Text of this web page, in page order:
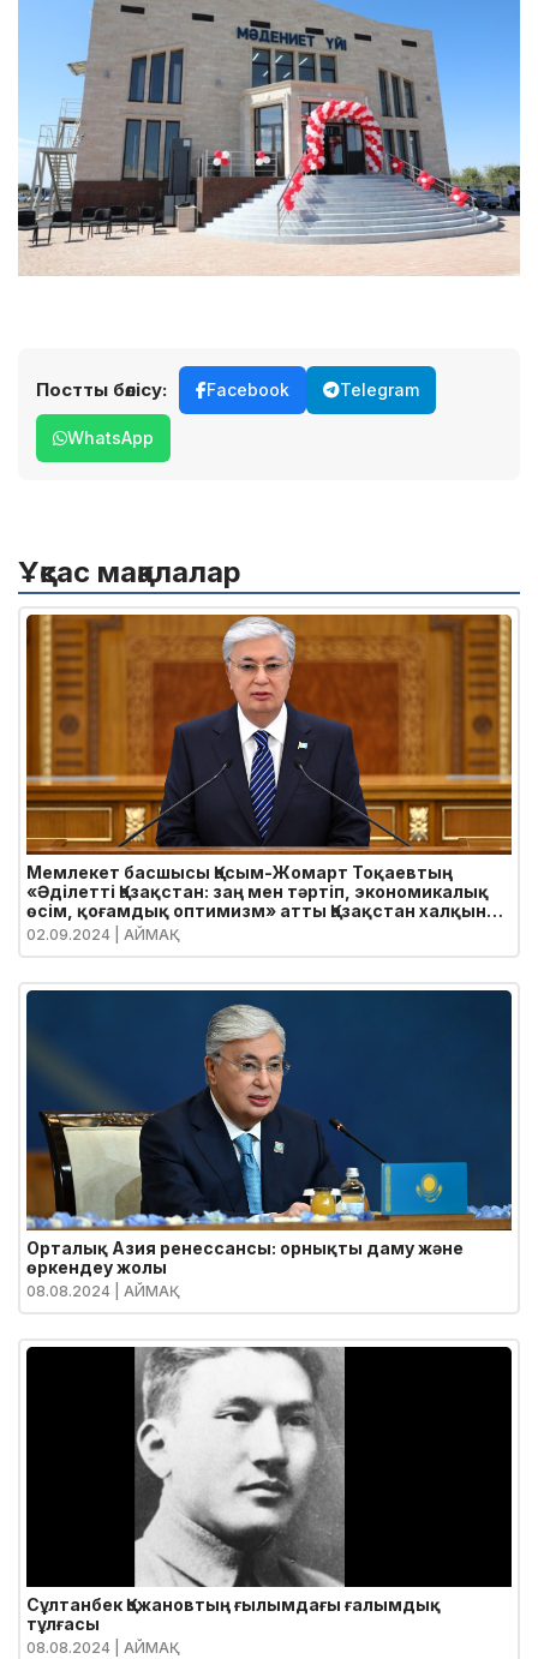
Постты бөлісу: Facebook Telegram
WhatsApp
Ұқсас мақалалар
Мемлекет басшысы Қасым-Жомарт Тоқаевтың
«Әділетті Қазақстан: заң мен тәртіп, экономикалық
өсім, қоғамдық оптимизм» атты Қазақстан халқына
Жолдауы
02.09.2024 | АЙМАҚ
Орталық Азия ренессансы: орнықты даму және
өркендеу жолы
08.08.2024 | АЙМАҚ
Сұлтанбек Қожановтың ғылымдағы ғалымдық
тұлғасы
08.08.2024 | АЙМАҚ